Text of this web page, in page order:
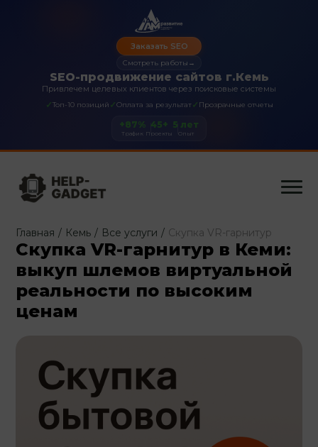
SEO-продвижение сайтов г.Кемь
Привлечем целевых клиентов через поисковые системы
✓Топ-10 позиций ✓Оплата за результат✓ Прозрачные отчеты
Заказать SEO
Смотреть работы →
+87%
Трафик
45+
Проекты
5 лет
Опыт
Главная / Кемь / Все услуги / Скупка VR-гарнитур
Скупка VR-гарнитур в Кеми:
выкуп шлемов виртуальной
реальности по высоким
ценам